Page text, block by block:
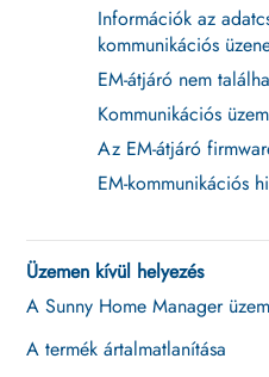
Információk az
kommunikációs
EM-átjáró nem
Kommunikációs
Az EM-átjáró
EM-kommunikációs
Üzemen kívül helyezés
A Sunny Home Manager
A termék ártalmatlanítása